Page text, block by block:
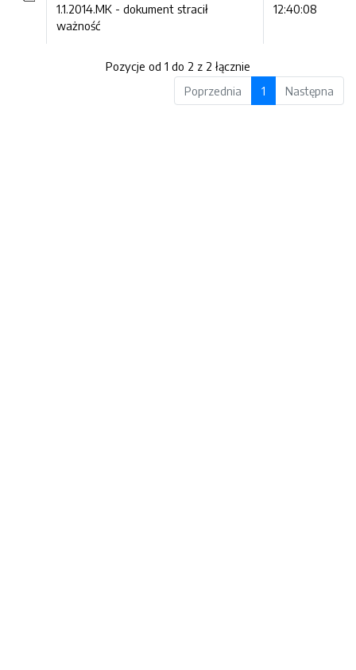
1.1.2014.MK - dokument stracił
ważność
12:40:08
Pozycje od 1 do 2 z 2 łącznie
Poprzednia
1 Następna